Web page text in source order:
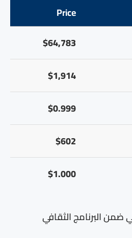
Price
$64,783
$1,914
$0.999
$602
$1.000
ضمن البرنامج الثقافي